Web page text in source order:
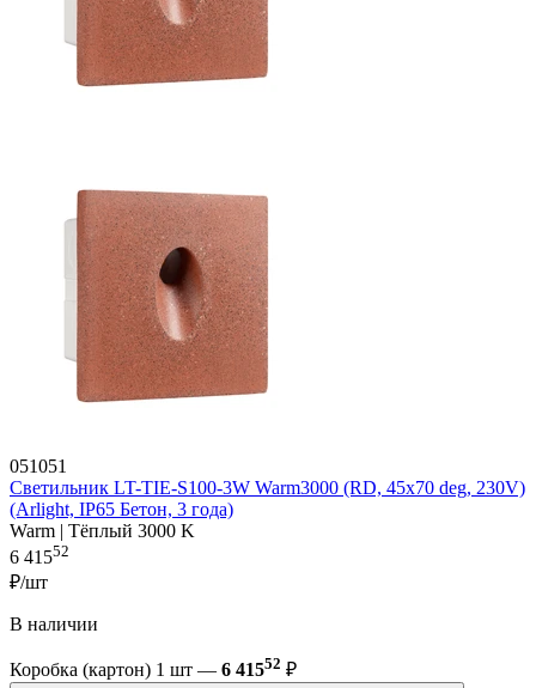
051051
Светильник LT-TIE-S100-3W Warm3000 (RD, 45x70 deg, 230V)
(Arlight, IP65 Бетон, 3 года)
Warm | Тёплый 3000 K
6 41552
₽/шт
В наличии
Коробка (картон) 1 шт — 6 41552 ₽